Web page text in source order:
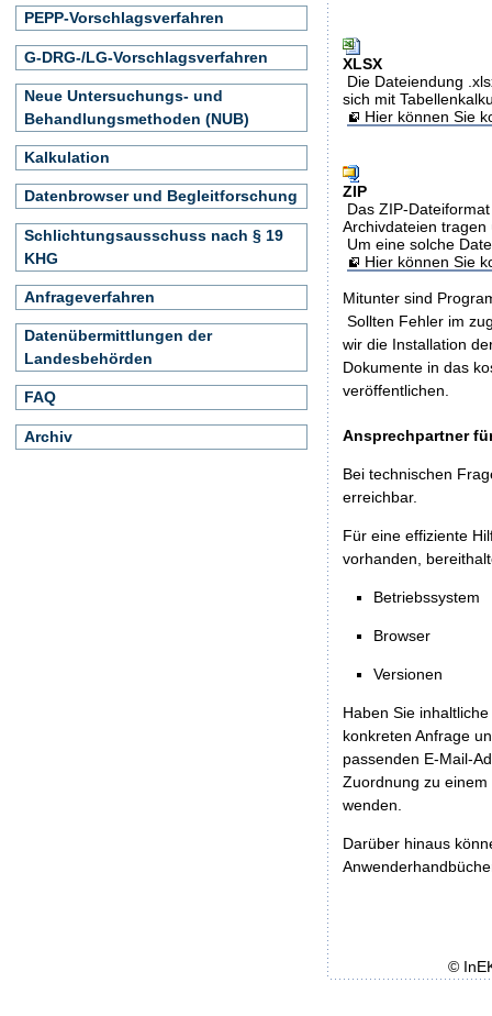
XLSX
Die Dateiendung
sich mit
Hier können Sie
ZIP
Das ZIP-
Archivdateien
Um eine solche
Hier können Sie
Mitunter sind
Sollten Fehler im
wir die Installation
Dokumente in das
veröffentlichen.
Ansprechpartner
Bei technischen
erreichbar.
Für eine effiziente
vorhanden,
Betriebssystem
Browser
Versionen
Haben Sie
konkreten Anfrage
passenden E-Mail-
Zuordnung zu
wenden.
Darüber hinaus
PEPP-Vorschlagsverfahren
G-DRG-/LG-Vorschlagsverfahren
Neue Untersuchungs- und
Behandlungsmethoden (NUB)
Kalkulation
Datenbrowser und Begleitforschung
Schlichtungsausschuss nach § 19
KHG
Anfrageverfahren
Datenübermittlungen der
Landesbehörden
FAQ
Archiv
©